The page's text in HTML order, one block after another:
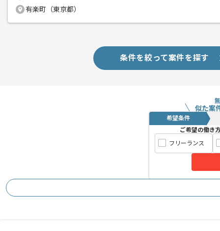
有楽町（東京都）
条件を絞って案件を探す
似た案
希望条件
ご希望の働き
フリーランス